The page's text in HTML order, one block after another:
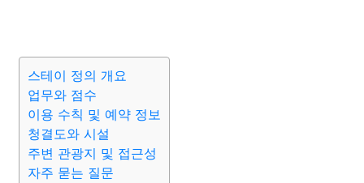
스테이 정의 개요
업무와 점수
이용 수칙 및 예약 정보
청결도와 시설
주변 관광지 및 접근성
자주 묻는 질문